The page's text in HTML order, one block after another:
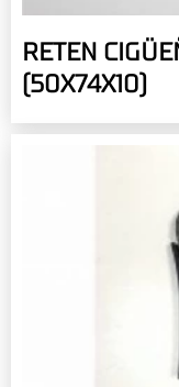
RETEN
(50X74X10)